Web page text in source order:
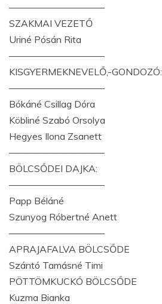
——————————
SZAKMAI VEZETŐ
Uriné Pósán Rita
——————————
KISGYERMEKNEVELŐ,-GONDOZÓ:
——————————
Bókáné Csillag Dóra
Köbliné Szabó Orsolya
Hegyes Ilona Zsanett
——————————
BÖLCSŐDEI DAJKA:
——————————
Papp Béláné
Szunyog Róbertné Anett
——————————
APRAJAFALVA BÖLCSŐDE
Szántó Tamásné Timi
PÖTTÖMKUCKÓ BÖLCSŐDE
Kuzma Bianka